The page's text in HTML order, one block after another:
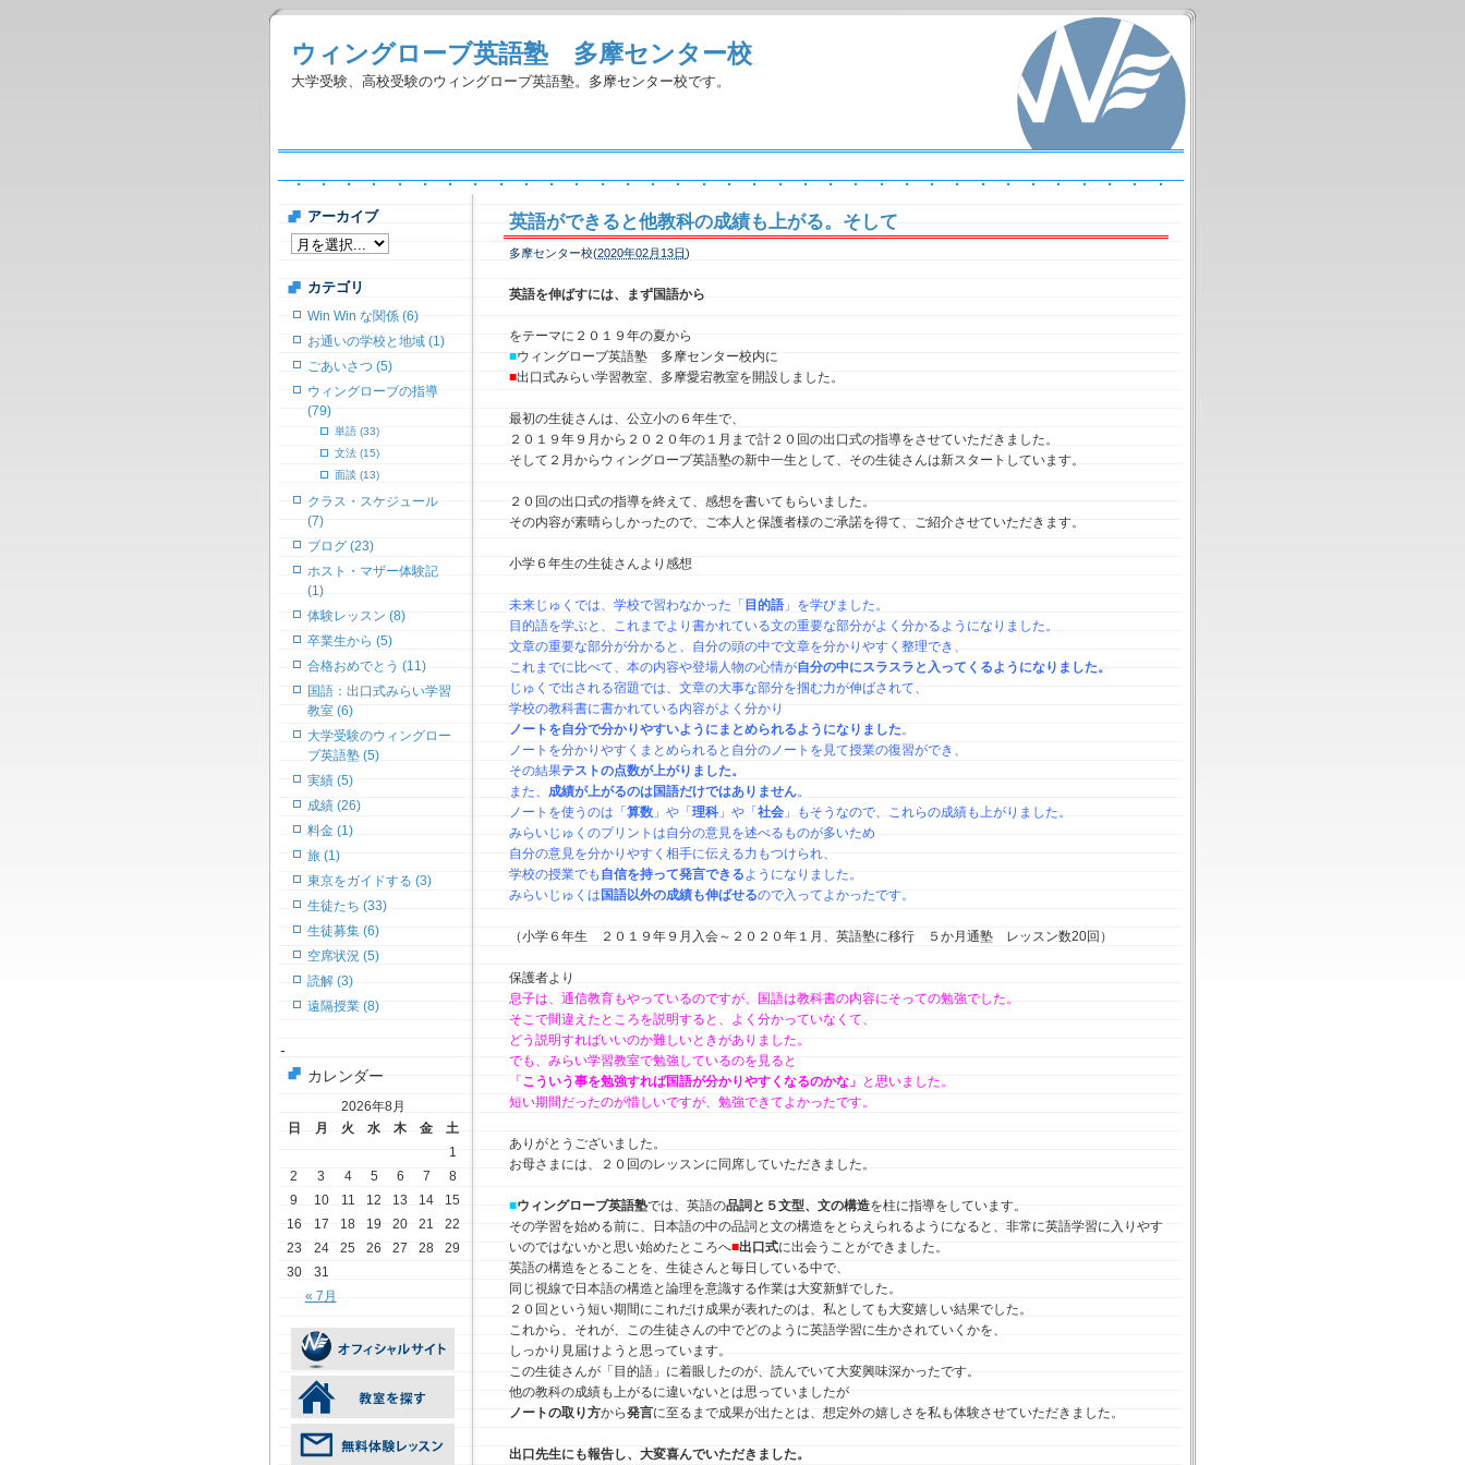
ウィングローブ英語塾 多摩センター校
大学受験、高校受験のウィングローブ英語塾。多摩センター校です。
英語ができると他教科の成績も上がる。そして
多摩センター校(2020年02月13日)
英語を伸ばすには、まず国語から
をテーマに２０１９年の夏から
■ウィングローブ英語塾 多摩センター校内に
■出口式みらい学習教室、多摩愛宕教室を開設しました。
最初の生徒さんは、公立小の６年生で、
２０１９年９月から２０２０年の１月まで計２０回の出口式の指導をさせていただきました。
そして２月からウィングローブ英語塾の新中一生として、その生徒さんは新スタートしています。
２０回の出口式の指導を終えて、感想を書いてもらいました。
その内容が素晴らしかったので、ご本人と保護者様のご承諾を得て、ご紹介させていただきます。
小学６年生の生徒さんより感想
未来じゅくでは、学校で習わなかった「 目的語 」を学びました。
目的語を学ぶと、これまでより書かれている文の重要な部分がよく分かるようになりました。
文章の重要な部分が分かると、自分の頭の中で文章を分かりやすく整理でき、
これまでに比べて、本の内容や登場人物の心情が自分の中にスラスラと入ってくるようになりました。
じゅくで出される宿題では、文章の大事な部分を掴む力が伸ばされて、
学校の教科書に書かれている内容がよく分かり
ノートを自分で分かりやすいようにまとめられるようになりました。
ノートを分かりやすくまとめられると自分のノートを見て授業の復習ができ、
その結果テストの点数が上がりました。
また、 成績が上がるのは国語だけではありません。
ノートを使うのは「 算数 」や「 理科 」や「 社会 」もそうなので、これらの成績も上がりました。
みらいじゅくのプリントは自分の意見を述べるものが多いため
自分の意見を分かりやすく相手に伝える力もつけられ、
学校の授業でも 自信を持って発言できるようになりました。
みらいじゅくは 国語以外の成績も伸ばせるので入ってよかったです。
（小学６年生 ２０１９年９月入会～２０２０年１月、英語塾に移行 ５か月通塾 レッスン数20回）
保護者より
息子は、通信教育もやっているのですが、国語は教科書の内容にそっての勉強でした。
そこで間違えたところを説明すると、よく分かっていなくて、
どう説明すればいいのか難しいときがありました。
でも、みらい学習教室で勉強しているのを見ると
「 こういう事を勉強すれば国語が分かりやすくなるのかな」 と思いました。
短い期間だったのが惜しいですが、勉強できてよかったです。
ありがとうございました。
お母さまには、２０回のレッスンに同席していただきました。
■ウィングローブ英語塾では、英語の品詞と５文型、文の構造を柱に指導をしています。
その学習を始める前に、日本語の中の品詞と文の構造をとらえられるようになると、非常に英語学習に入りやす
いのではないかと思い始めたところへ■出口式に出会うことができました。
英語の構造をとることを、生徒さんと毎日している中で、
同じ視線で日本語の構造と論理を意識する作業は大変新鮮でした。
２０回という短い期間にこれだけ成果が表れたのは、私としても大変嬉しい結果でした。
これから、それが、この生徒さんの中でどのように英語学習に生かされていくかを、
しっかり見届けようと思っています。
この生徒さんが「目的語」に着眼したのが、読んでいて大変興味深かったです。
他の教科の成績も上がるに違いないとは思っていましたが
ノートの取り方から発言に至るまで成果が出たとは、想定外の嬉しさを私も体験させていただきました。
出口先生にも報告し、大変喜んでいただきました。
アーカイブ
カテゴリ
Win Win な関係 (6)
お通いの学校と地域 (1)
ごあいさつ (5)
ウィングローブの指導
(79)
単語 (33)
文法 (15)
面談 (13)
クラス・スケジュール
(7)
ブログ (23)
ホスト・マザー体験記
(1)
体験レッスン (8)
卒業生から (5)
合格おめでとう (11)
国語：出口式みらい学習
教室 (6)
大学受験のウィングロー
ブ英語塾 (5)
実績 (5)
成績 (26)
料金 (1)
旅 (1)
東京をガイドする (3)
生徒たち (33)
生徒募集 (6)
空席状況 (5)
読解 (3)
遠隔授業 (8)
-
カレンダー
2026年8月
日
月 火 水 木 金 土
« 7月
1
2
3 4 5 6 7
8
9
10 11 12 13 14
15
16
17 18 19 20 21
22
23
24 25 26 27 28
29
30
31